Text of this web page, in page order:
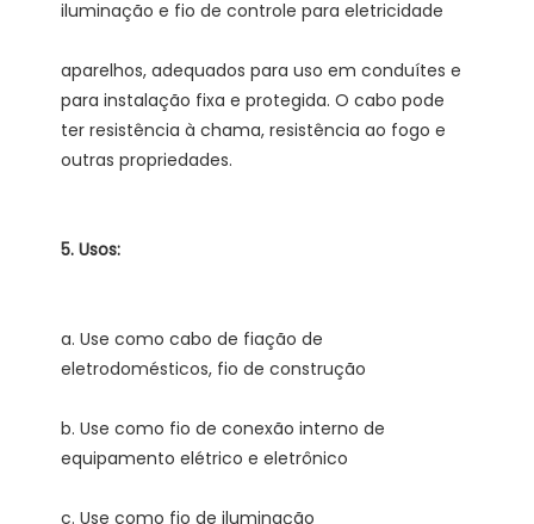
aparelhos, adequados para uso em conduítes e
para instalação fixa e protegida. O cabo pode
ter resistência à chama, resistência ao fogo e
a. Use como cabo de fiação de
b. Use como fio de conexão interno de